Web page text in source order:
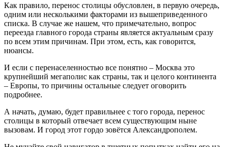
Как правило, перенос столицы обусловлен, в первую очередь,
одним или несколькими факторами из вышеприведенного
списка. В случае же нашем, что примечательно, вопрос
переезда главного города страны является актуальным сразу
по всем этим причинам. При этом, есть, как говорится,
нюансы.
И если с перенаселенностью все понятно – Москва это
крупнейший мегаполис как страны, так и целого континента
– Европы, то причины остальные следует оговорить
подробнее.
А начать, думаю, будет правильнее с того города, перенос
столицы в который отвечает всем существующим ныне
вызовам. И город этот гордо зовётся Александрополем.